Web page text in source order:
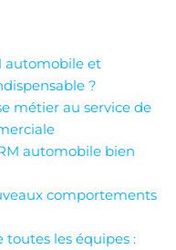
automobile et
?
métier au service de
automobile bien
comportements
toutes les équipes :